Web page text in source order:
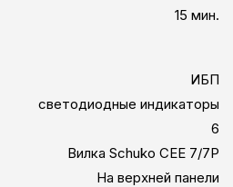
15 мин.
ИБП
светодиодные индикаторы
6
Вилка Schuko CEE 7/7P
На верхней панели